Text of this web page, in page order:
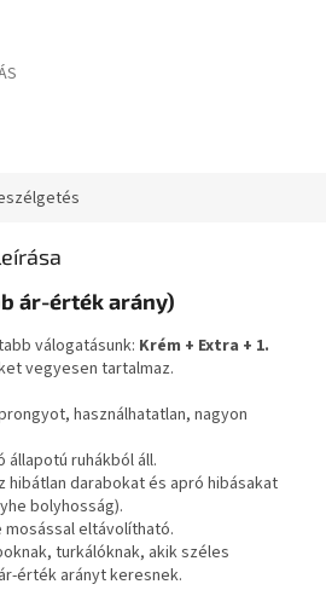
ár-érték arány)
válogatásunk: Krém + Extra + 1.
vegyesen tartalmaz.
használhatatlan, nagyon
állapotú ruhákból áll.
hibátlan darabokat és apró hibásakat
bolyhosság).
eltávolítható.
turkálóknak, akik széles
érték arányt keresnek.